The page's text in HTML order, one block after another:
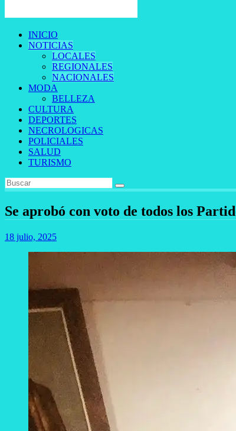
INICIO
NOTICIAS
LOCALES
REGIONALES
NACIONALES
MODA
BELLEZA
CULTURA
DEPORTES
NECROLOGICAS
POLICIALES
SALUD
TURISMO
Se aprobó con voto de todos los
18 julio, 2025